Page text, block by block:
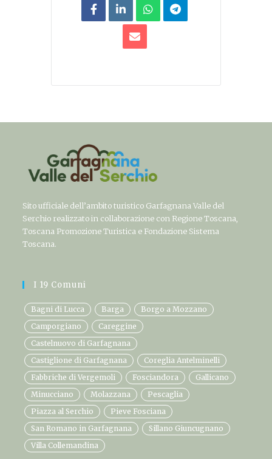
Sito ufficiale dell’ambito turistico Garfagnana Valle del
Serchio realizzato in collaborazione con Regione Toscana,
Toscana Promozione Turistica e Fondazione Sistema
Toscana.
I 19 Comuni
Bagni di Lucca Barga
Borgo a Mozzano
Camporgiano
Careggine
Castelnuovo di Garfagnana
Castiglione di Garfagnana
Coreglia Antelminelli
Fabbriche di Vergemoli
Fosciandora
Gallicano
Minucciano
Molazzana
Pescaglia
Piazza al Serchio
Pieve Fosciana
San Romano in Garfagnana
Sillano Giuncugnano
Villa Collemandina